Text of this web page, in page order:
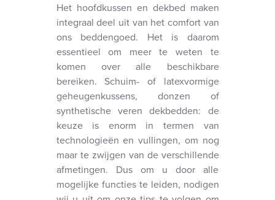
Het hoofdkussen en dekbed maken
integraal deel uit van het comfort van
ons beddengoed. Het is daarom
essentieel om meer te weten te
komen over alle beschikbare
bereiken. Schuim- of latexvormige
geheugenkussens, donzen of
synthetische veren dekbedden: de
keuze is enorm in termen van
technologieën en vullingen, om nog
maar te zwijgen van de verschillende
afmetingen. Dus om u door alle
mogelijke functies te leiden, nodigen